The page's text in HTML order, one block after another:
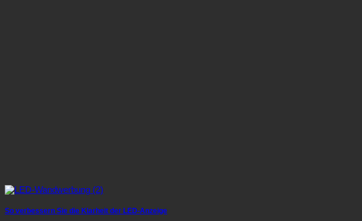
So verbessern Sie die Klarheit der LED-Anzeige